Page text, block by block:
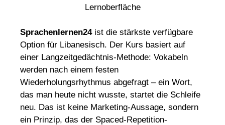
Sprachenlernen24ist die stärkste verfügbare
Option für Libanesisch. Der Kurs basiert auf
einer Langzeitgedächtnis-Methode: Vokabeln
werden nach einem festen
Wiederholungsrhythmus abgefragt – ein Wort,
das man heute nicht wusste, startet die Schleife
neu. Das ist keine Marketing-Aussage, sondern
ein Prinzip, das der Spaced-Repetition-